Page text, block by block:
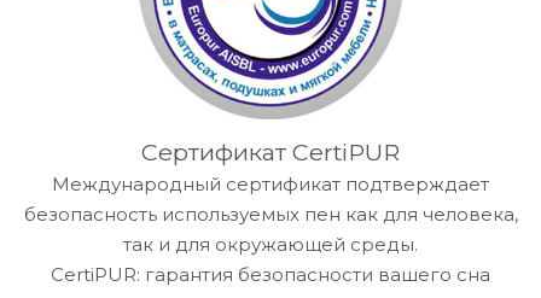
Сертификат CertiPUR
Международный сертификат подтверждает
безопасность используемых пен как для человека,
так и для окружающей среды.
CertiPUR: гарантия безопасности вашего сна